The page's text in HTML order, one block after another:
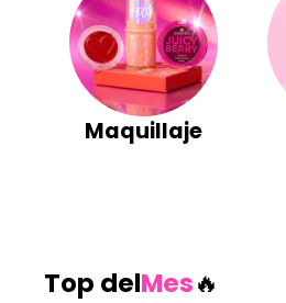
Maquillaje
Top delMes🔥